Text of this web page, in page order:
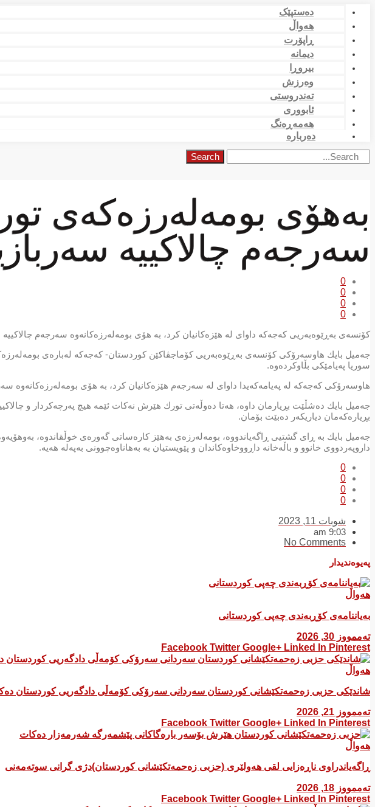
دەستپێک
هەواڵ
ڕاپۆرت
دیمانە
بیروڕا
وەرزش
تەندروستی
ئابووری
هەمەڕەنگ
دەربارە
Search
به‌هۆی بومه‌له‌رزه‌كه‌ى
سەرجەم چالاكییه‌
0
0
0
0
كۆنسه‌ی به‌ڕێوه‌به‌ریی كه‌جه‌كه‌ داوای له‌ هێزه‌كانیان كرد، به‌ هۆی بومه‌له‌رزه‌كانه‌وه‌ سه‌رجه‌م چالاكییه‌
جه‌میل بایك هاوسه‌رۆكی كۆنسه‌ی به‌ڕێوه‌به‌ریی كۆماجڤاكێن كوردستان- كه‌جه‌كه‌ له‌باره‌ی
سوریا په‌یامێكی بڵاوكرده‌وه‌.
هاوسه‌رۆكی كه‌جه‌كه‌ له‌ په‌یامه‌كه‌یدا داوای له‌ سه‌رجه‌م هێزه‌كانیان كرد، به‌ هۆی بومه‌له‌رزه‌كانه‌وه‌
جه‌میل بایك ده‌شڵێت بڕیارمان داوه‌، هه‌تا ده‌وڵه‌تی تورك هێرش نه‌كات ئێمه‌ هیچ په‌رچه‌كردار و
بڕیاره‌كه‌مان دیاریكه‌ر ده‌بێت بۆمان.
جه‌میل بایك به‌ ڕای گشتیی ڕاگه‌یاندووه‌، بومه‌له‌رزه‌ی به‌هێز كاره‌ساتی گه‌وره‌ی خوڵقاندوه‌،
داروپه‌ردووی خانوو و باڵه‌خانه‌ داڕووخاوه‌كاندان و پێویستیان به‌ به‌هاناوه‌چوونی به‌په‌له‌ هه‌یه‌.
0
0
0
0
شوبات 11, 2023
9:03 am
No Comments
پەیوەندیدار
هەواڵ
بەیاننامەی کۆڕبەندی چەپی کوردستانی
تەممووز 30, 2026
Facebook Twitter Google+ Linked In Pinterest
هەواڵ
شاندێکی حزبی زەحمەتکێشانی کوردستان سەردانی سەرۆکی کۆمەڵی دادگەریی کوردستان
تەممووز 21, 2026
Facebook Twitter Google+ Linked In Pinterest
هەواڵ
ڕاگەیاندراوی ناڕەزایی لقی هەولێری (حزبی زەحمەتکێشانی کوردستان)دژی گرانی سوتەمەنی
تەممووز 18, 2026
Facebook Twitter Google+ Linked In Pinterest